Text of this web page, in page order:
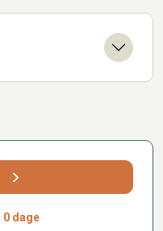
0 dage